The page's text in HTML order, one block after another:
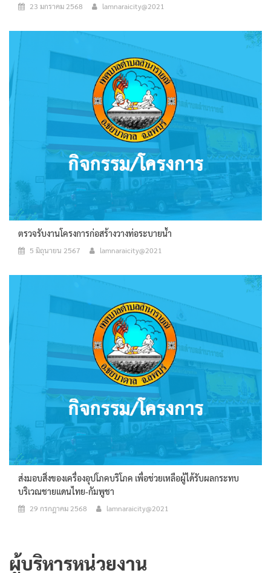
23 มกราคม 2568 lamnaraicity@2021
ตรวจรับงานโครงการก่อสร้างวางท่อระบายน้ำ
5 มิถุนายน 2567 lamnaraicity@2021
ส่งมอบสิ่งของเครื่องอุปโภคบริโภค เพื่อช่วยเหลือผู้ได้รับผลกระทบ
บริเวณชายแดนไทย-กัมพูชา
29 กรกฎาคม 2568 lamnaraicity@2021
ผู้บริหารหน่วยงาน